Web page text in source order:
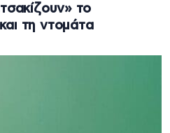
το
τη ντομάτα